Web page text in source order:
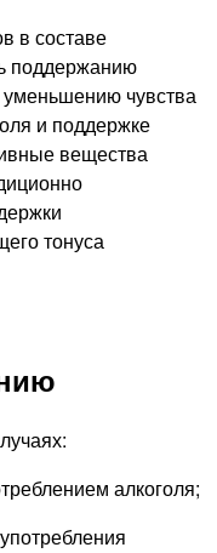
в составе
поддержанию
чувства
и поддержке
вещества
тонуса
алкоголя;